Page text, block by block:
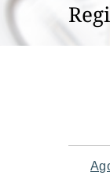
sich
hier: